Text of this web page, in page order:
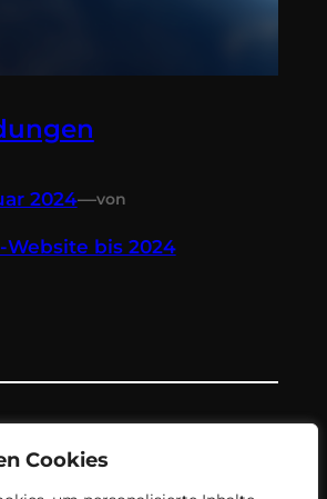
Cookies
2024—von
Website bis 2024
von